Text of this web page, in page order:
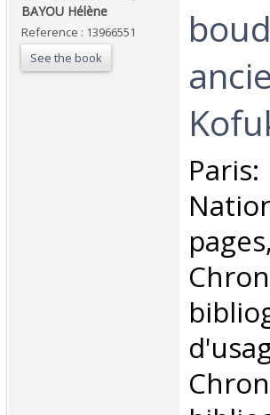
BAYOU Hélène‎
Reference : 13966551
See the book